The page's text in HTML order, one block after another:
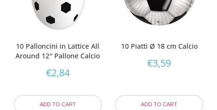
10 Palloncini in Lattice All
Around 12″ Pallone Calcio
€2,84
ADD TO CART
10 Piatti Ø 18 cm Calcio
€3,59
ADD TO CART